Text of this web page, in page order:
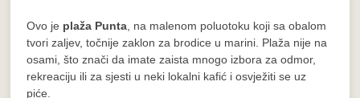
Ovo je plaža Punta , na malenom poluotoku koji sa obalom
tvori zaljev, točnije zaklon za brodice u marini. Plaža nije na
osami, što znači da imate zaista mnogo izbora za odmor,
rekreaciju ili za sjesti u neki lokalni kafić i osvježiti se uz
piće.